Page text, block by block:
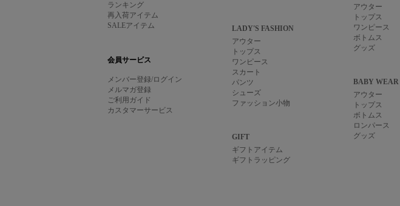
ランキング
再入荷アイテム
SALEアイテム
会員サービス
メンバー登録/ログイン
メルマガ登録
ご利用ガイド
カスタマーサービス
LADY'S FASHION
アウター
トップス
ワンピース
スカート
パンツ
シューズ
ファッション小物
GIFT
ギフトアイテム
ギフトラッピング
アウター
トップス
ワンピース
ボトムス
グッズ
BABY WEAR
アウター
トップス
ボトムス
ロンパース
グッズ